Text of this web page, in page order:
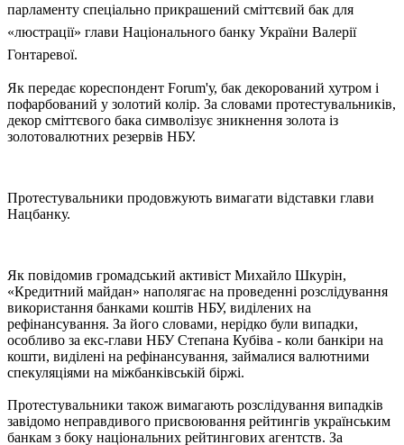
парламенту спеціально прикрашений сміттєвий бак для
«люстрації» глави Національного банку України Валерії
Гонтаревої.
Як передає кореспондент Forum'у, бак декорований хутром і
пофарбований у золотий колір. За словами протестувальників,
декор сміттєвого бака символізує зникнення золота із
золотовалютних резервів НБУ.
Протестувальники продовжують вимагати відставки глави
Нацбанку.
Як повідомив громадський активіст Михайло Шкурін,
«Кредитний майдан» наполягає на проведенні розслідування
використання банками коштів НБУ, виділених на
рефінансування. За його словами, нерідко були випадки,
особливо за екс-глави НБУ Степана Кубіва - коли банкіри на
кошти, виділені на рефінансування, займалися валютними
спекуляціями на міжбанківській біржі.
Протестувальники також вимагають розслідування випадків
завідомо неправдивого присвоювання рейтингів українським
банкам з боку національних рейтингових агентств. За